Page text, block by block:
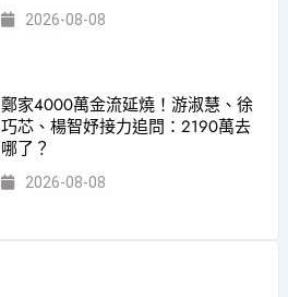
2026-08-08
鄭家4000萬金流延燒！游淑慧、徐
巧芯、楊智妤接力追問：2190萬去
哪了？
2026-08-08